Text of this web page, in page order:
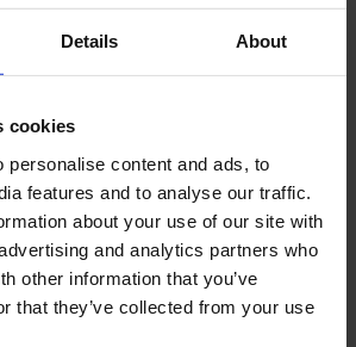
Details About
cookies
personalise content and ads, to
features and to analyse our traffic.
about your use of our site with
and analytics partners who
other information that you’ve
that they’ve collected from your use
Tändstift NGK B7HS
TV002-IM